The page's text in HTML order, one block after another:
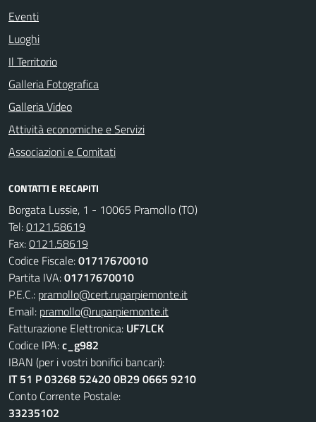
Eventi
Luoghi
Il Territorio
Galleria Fotografica
Galleria Video
Attività economiche e Servizi
Associazioni e Comitati
CONTATTI E RECAPITI
Borgata Lussie, 1 - 10065 Pramollo (TO)
Tel:0121.58619
Fax:0121.58619
Codice Fiscale:01717670010
Partita IVA:01717670010
P.E.C.: pramollo@cert.ruparpiemonte.it
Email: pramollo@ruparpiemonte.it
Fatturazione Elettronica: UF7LCK
Codice IPA:c_g982
IBAN (per i vostri bonifici bancari):
IT 51 P 03268 52420 0B29 0665 9210
Conto Corrente Postale:
33235102